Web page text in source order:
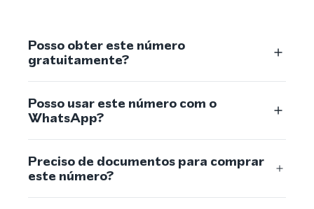
Posso obter este número
gratuitamente?
Posso usar este número com o
WhatsApp?
Preciso de documentos para comprar
este número?